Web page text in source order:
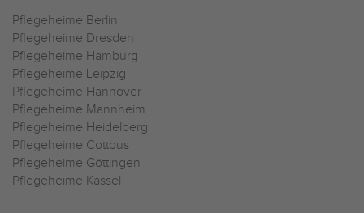
Pflegeheime Berlin
Pflegeheime Dresden
Pflegeheime Hamburg
Pflegeheime Leipzig
Pflegeheime Hannover
Pflegeheime Mannheim
Pflegeheime Heidelberg
Pflegeheime Cottbus
Pflegeheime Göttingen
Pflegeheime Kassel